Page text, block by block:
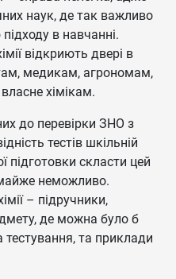
наук, де так важливо
в навчанні.
відкриють двері в
медикам, агрономам,
хімікам.
до перевірки ЗНО з
тестів шкільній
підготовки скласти цей
неможливо.
– підручники,
де можна було б
тестування, та приклади